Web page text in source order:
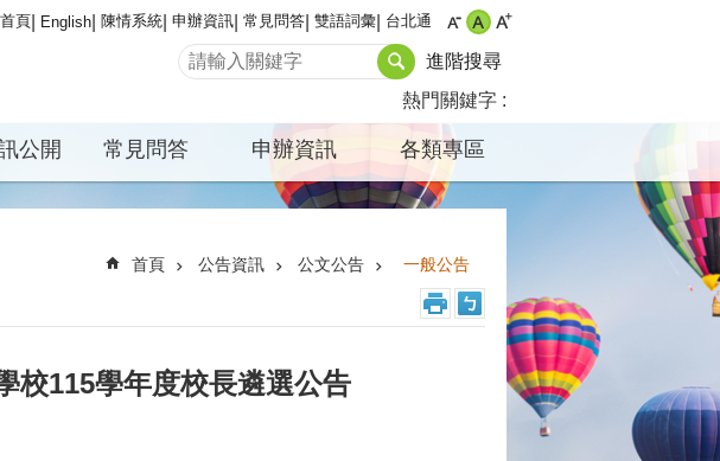
頁 English 陳情系統 申辦資訊 常見問答 雙語詞彙 台北通
進階搜尋
熱門關鍵字
公開 常見問答 申辦資訊 各類專區
首頁 公告資訊 公文公告 一般公告
校115學年度校長遴選公告